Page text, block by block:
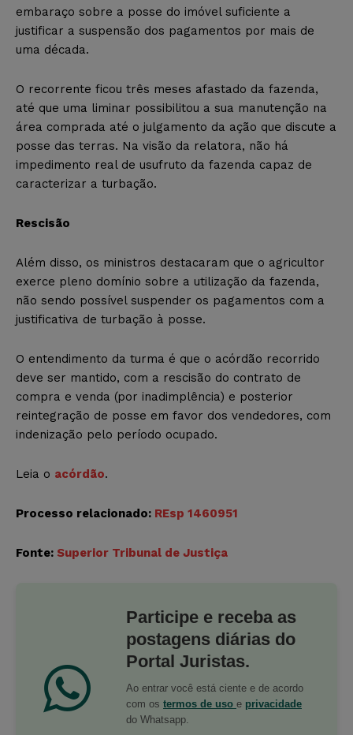
embaraço sobre a posse do imóvel suficiente a
justificar a suspensão dos pagamentos por mais de
uma década.
O recorrente ficou três meses afastado da fazenda,
até que uma liminar possibilitou a sua manutenção na
área comprada até o julgamento da ação que discute a
posse das terras. Na visão da relatora, não há
impedimento real de usufruto da fazenda capaz de
caracterizar a turbação.
Rescisão
Além disso, os ministros destacaram que o agricultor
exerce pleno domínio sobre a utilização da fazenda,
não sendo possível suspender os pagamentos com a
justificativa de turbação à posse.
O entendimento da turma é que o acórdão recorrido
deve ser mantido, com a rescisão do contrato de
compra e venda (por inadimplência) e posterior
reintegração de posse em favor dos vendedores, com
indenização pelo período ocupado.
Leia o acórdão.
Processo relacionado: REsp 1460951
Fonte: Superior Tribunal de Justiça
Participe e receba as
postagens diárias do
Portal Juristas.
Ao entrar você está ciente e de acordo
com os termos de uso e privacidade
do Whatsapp.